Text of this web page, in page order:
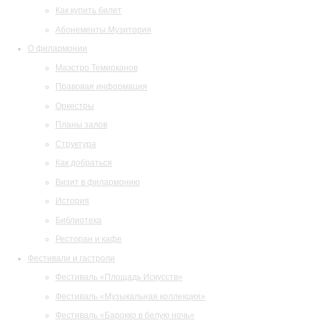
Как купить билет
Абонементы Музитория
О филармонии
Маэстро Темирканов
Правовая информация
Оркестры
Планы залов
Структура
Как добраться
Визит в филармонию
История
Библиотека
Ресторан и кафе
Фестивали и гастроли
Фестиваль «Площадь Искусств»
Фестиваль «Музыкальная коллекция»
Фестиваль «Барокко в белую ночь»